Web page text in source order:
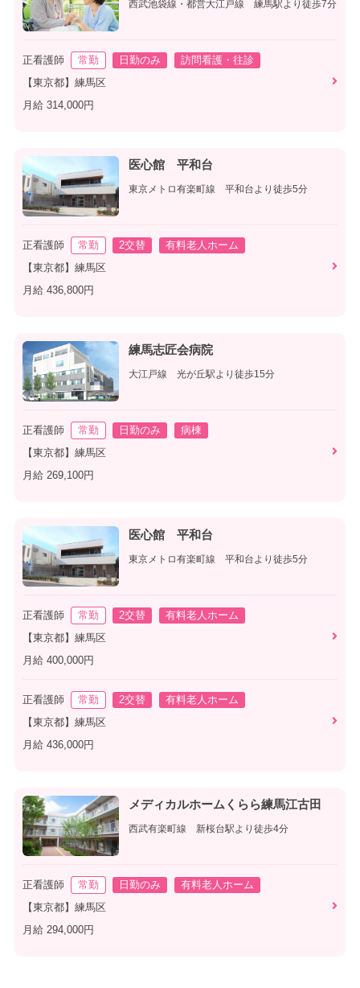
西武池袋線・都営大江戸線 練馬駅より徒歩7分
正看護師 常勤 日勤のみ
訪問看護・往診
【東京都】練馬区
月給 314,000円
医心館 平和台
東京メトロ有楽町線 平和台より徒歩5分
正看護師 常勤 2交替
有料老人ホーム
【東京都】練馬区
月給 436,800円
練馬志匠会病院
大江戸線 光が丘駅より徒歩15分
正看護師 常勤 日勤のみ
病棟
【東京都】練馬区
月給 269,100円
医心館 平和台
東京メトロ有楽町線 平和台より徒歩5分
正看護師 常勤 2交替
有料老人ホーム
【東京都】練馬区
月給 400,000円
正看護師 常勤 2交替
有料老人ホーム
【東京都】練馬区
月給 436,000円
メディカルホームくらら練馬江古田
西武有楽町線 新桜台駅より徒歩4分
正看護師 常勤 日勤のみ
有料老人ホーム
【東京都】練馬区
月給 294,000円